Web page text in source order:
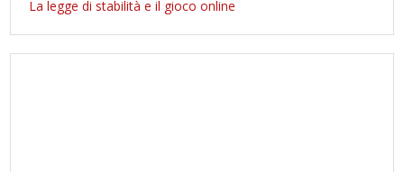
La legge di stabilità e il gioco online